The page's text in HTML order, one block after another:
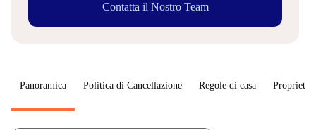
Contatta il Nostro Team
Panoramica Politica di Cancellazione Regole di casa